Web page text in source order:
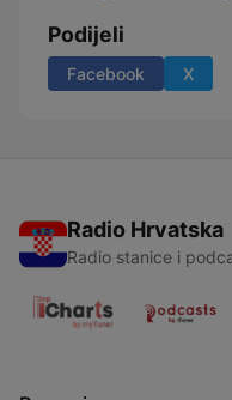
Podijeli
Facebook X
Radio Hrvatska
Radio stanice i